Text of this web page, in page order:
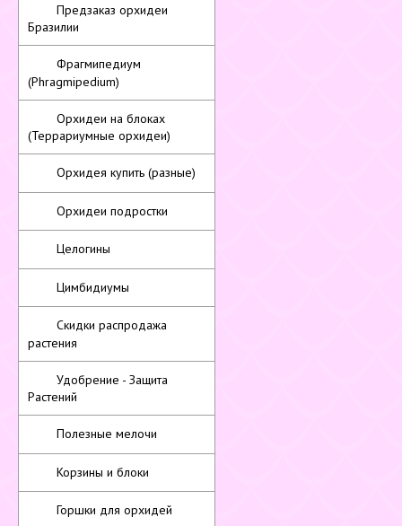
Предзаказ орхидеи
Бразилии
Фрагмипедиум
(Phragmipedium)
Орхидеи на блоках
(Террариумные орхидеи)
Орхидея купить (разные)
Орхидеи подростки
Целогины
Цимбидиумы
Скидки распродажа
растения
Удобрение - Защита
Растений
Полезные мелочи
Корзины и блоки
Горшки для орхидей